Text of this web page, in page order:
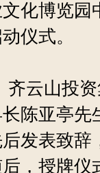
化博览园
仪式。
齐云山投
陈亚亭先
发表致辞
，授牌仪